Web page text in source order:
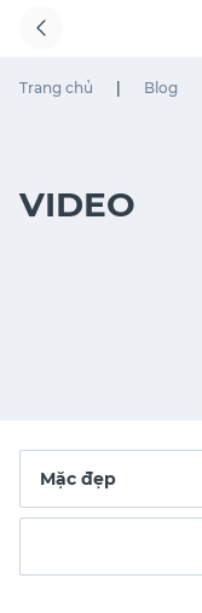
Trang chủ Blog
VIDEO
Mặc đẹp